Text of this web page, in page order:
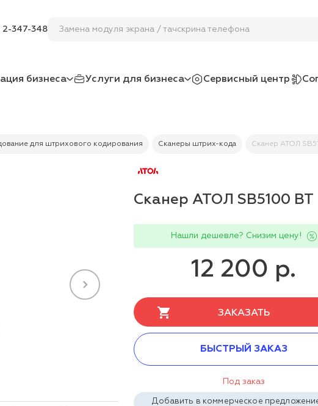
2-347-348 Замена модуля экрана / тачскрина телефона
бизнеса Услуги для бизнеса Сервисный центр
для штрихового кодирования Сканеры штрих-кода Сканер АТОЛ
Сканер АТОЛ SB5100 BT
Нашли дешевле? Снизим цену!
12 200 р.
ЗАКАЗАТЬ
БЫСТРЫЙ ЗАКАЗ
Под заказ
Добавить в коммерческое